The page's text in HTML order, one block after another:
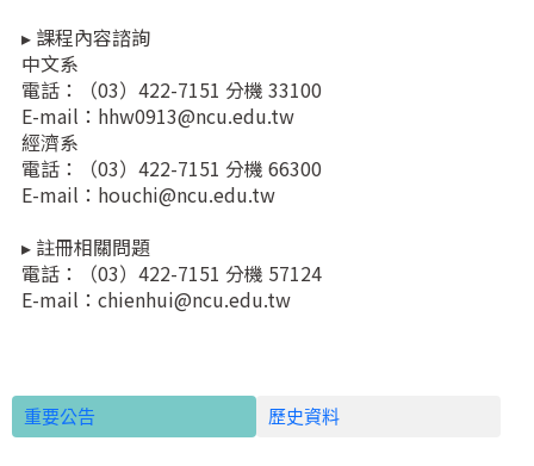
▸ 課程內容諮詢
中文系
電話：（03）422-7151 分機 33100
E-mail：hhw0913@ncu.edu.tw
經濟系
電話：（03）422-7151 分機 66300
E-mail：houchi@ncu.edu.tw
▸ 註冊相關問題
電話：（03）422-7151 分機 57124
E-mail：chienhui@ncu.edu.tw
重要公告 歷史資料